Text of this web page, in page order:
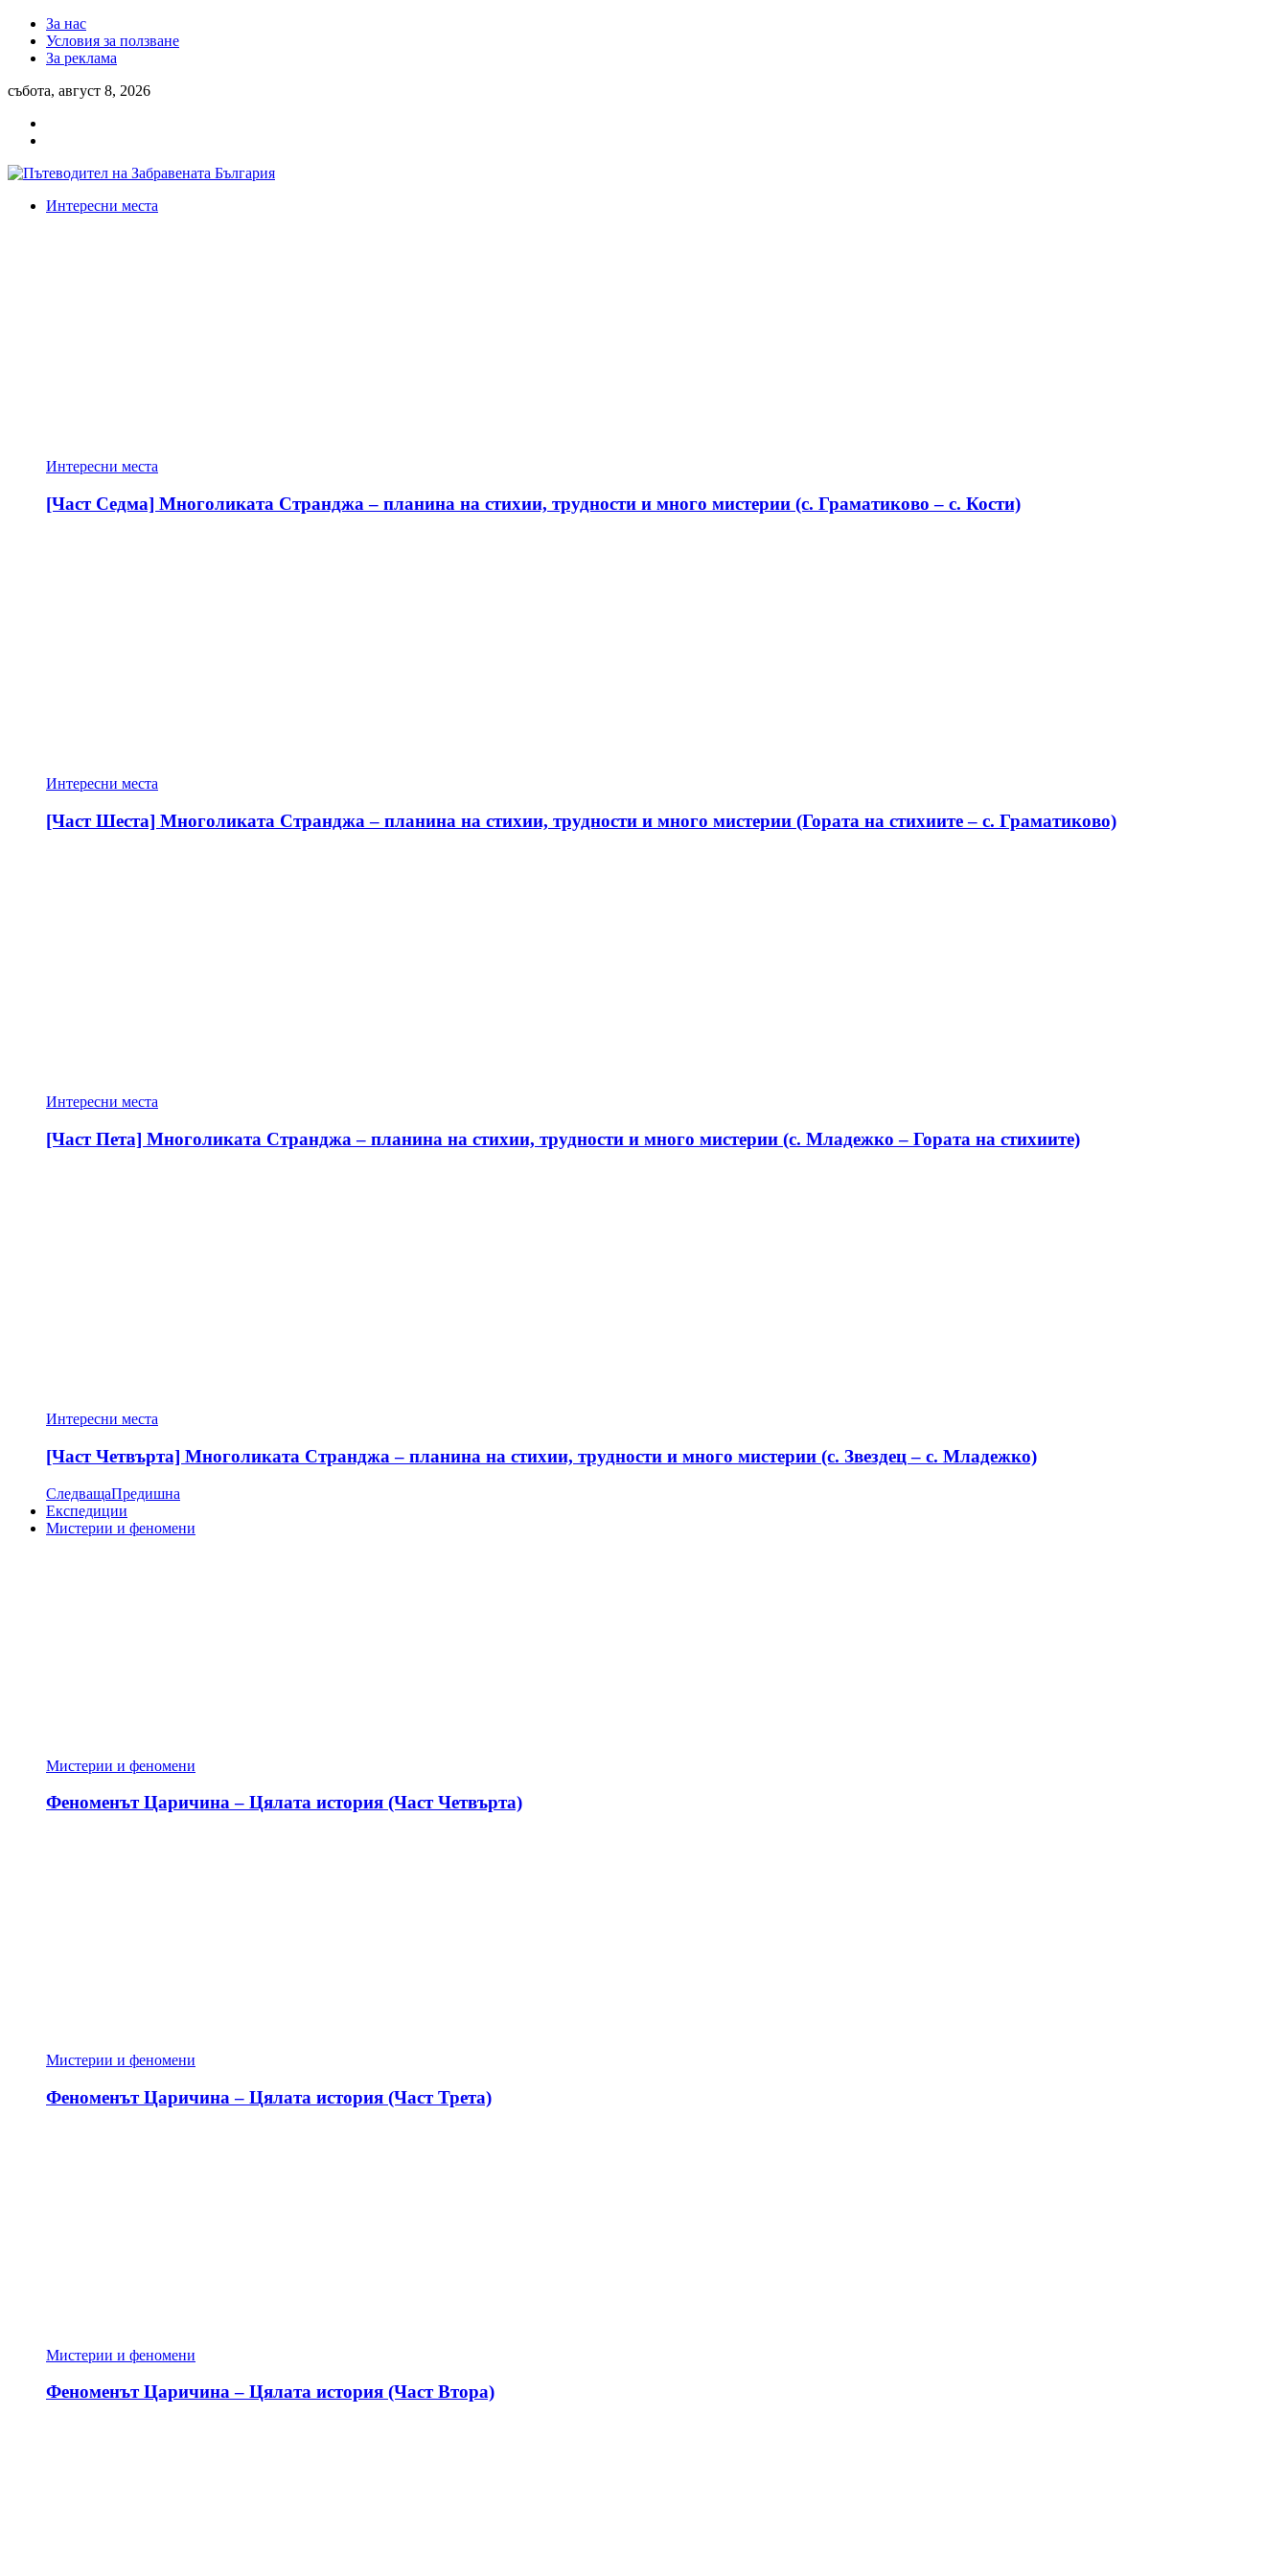
За нас
Условия за ползване
За реклама
събота, август 8, 2026
Интересни места
Интересни места
[Част Седма] Многоликата Странджа – планина на стихии, трудности и много мистерии (с. Граматиково – с. Кости)
Интересни места
[Част Шеста] Многоликата Странджа – планина на стихии, трудности и много мистерии (Гората на стихиите – с. Граматиково)
Интересни места
[Част Пета] Многоликата Странджа – планина на стихии, трудности и много мистерии (с. Младежко – Гората на стихиите)
Интересни места
[Част Четвърта] Многоликата Странджа – планина на стихии, трудности и много мистерии (с. Звездец – с. Младежко)
СледващаПредишна
Експедиции
Мистерии и феномени
Мистерии и феномени
Феноменът Царичина – Цялата история (Част Четвърта)
Мистерии и феномени
Феноменът Царичина – Цялата история (Част Трета)
Мистерии и феномени
Феноменът Царичина – Цялата история (Част Втора)